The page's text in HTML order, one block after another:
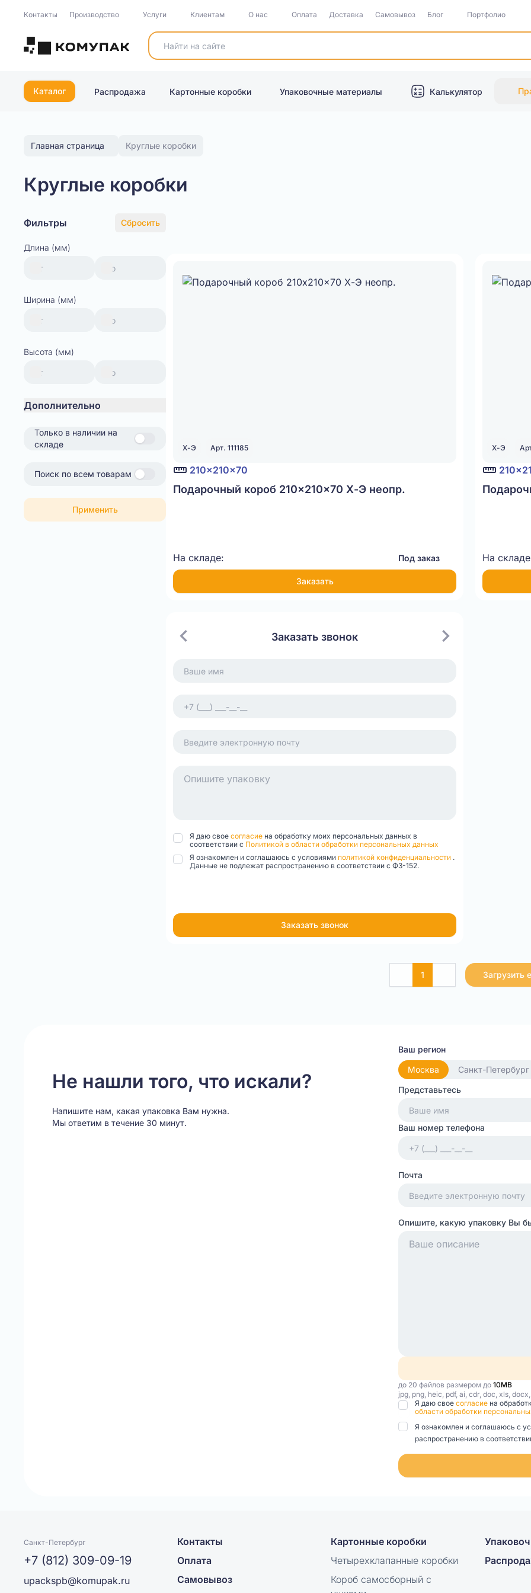
Контакты Производство Услуги Клиентам О нас Оплата Доставка Самовывоз Блог Портфолио
Каталог Распродажа Картонные коробки Упаковочные материалы Калькулятор
Главная страница Круглые коробки
Круглые коробки
Фильтры Сбросить
Длина (мм)
Ширина (мм)
Высота (мм)
Дополнительно
Только в наличии на
складе
Поиск по всем товарам
Применить
Х-Э Арт. 111185
210x210x70
Подарочный короб 210x210x70 Х-Э неопр.
На складе: Под заказ
Заказать
Х-Э
На
Заказать звонок
Я даю свое согласие на обработку моих персональных данных в
соответствии с Политикой в области обработки персональных данных
Я ознакомлен и соглашаюсь с условиями политикой конфиденциальности .
Данные не подлежат распространению в соответствии с ФЗ-152.
Заказать звонок
1 Загрузить
Не нашли того, что искали?
Напишите нам, какая упаковка Вам нужна.
Мы ответим в течение 30 минут.
Ваш регион
Москва
Санкт-Петербург
Представьтесь
Ваш номер телефона
Почта
Опишите, какую упаковку Вы
до 20 файлов размером до 10MB
jpg, png, heic, pdf, ai, cdr, doc, xls,
Я даю свое согласие на
области обработки
Я ознакомлен и соглашаюсь с
распространению в
Санкт-Петербург
+7 (812) 309-09-19
upackspb@komupak.ru
Контакты
Оплата
Самовывоз
Картонные коробки
Четырехклапанные коробки
Короб самосборный с